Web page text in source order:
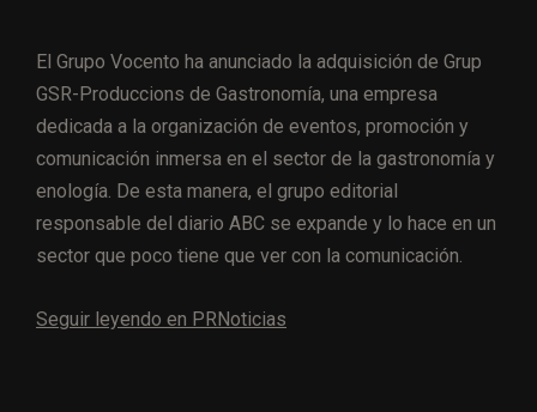
El Grupo Vocento ha anunciado la adquisición de Grup
GSR-Produccions de Gastronomía, una empresa
dedicada a la organización de eventos, promoción y
comunicación inmersa en el sector de la gastronomía y
enología. De esta manera, el grupo editorial
responsable del diario ABC se expande y lo hace en un
sector que poco tiene que ver con la comunicación.
Seguir leyendo en PRNoticias